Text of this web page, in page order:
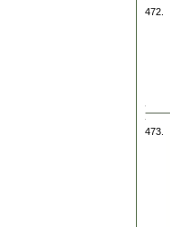
472.
473.